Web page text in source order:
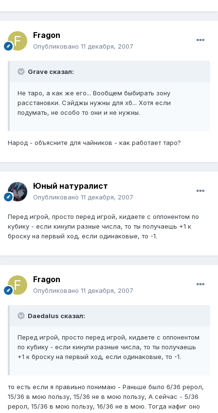
Fragon
Опубликовано 11 декабря, 2007
Grave сказал:
Не таро, а как же его... Вообщем быбирать зону
расстановки. Сэйджы нужны для хб... Хотя если
подумать, не особо то они и не нужны.
Народ - объясните для чайников - как работает таро?
Юный натуралист
Опубликовано 11 декабря, 2007
Перед игрой, просто перед игрой, кидаете с оппонентом по
кубику - если кинули разные числа, то ты получаешь +1 к
броску на первый ход, если одинаковые, то -1.
Fragon
Опубликовано 11 декабря, 2007
Daedalus сказал:
Перед игрой, просто перед игрой, кидаете с оппонентом
по кубику - если кинули разные числа, то ты получаешь
+1 к броску на первый ход, если одинаковые, то -1.
то есть если я правиьно понимаю - Раньше было 6/36 рерол,
15/36 в мою пользу, 15/36 не в мою пользу, А сейчас - 5/36
рерол, 15/36 в мою пользу, 16/36 не в мою. Тогда нафиг оно